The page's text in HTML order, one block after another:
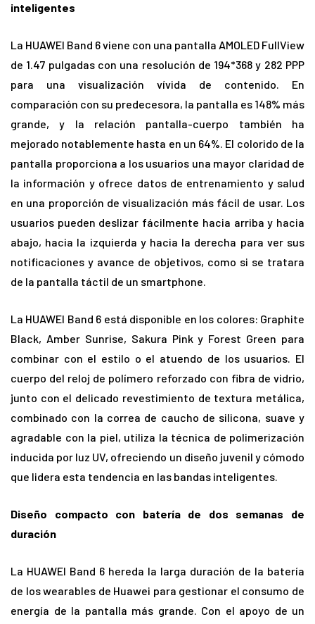
inteligentes
La HUAWEI Band 6 viene con una pantalla AMOLED FullView
de 1.47 pulgadas con una resolución de 194*368 y 282 PPP
para una visualización vívida de contenido. En
comparación con su predecesora, la pantalla es 148% más
grande, y la relación pantalla-cuerpo también ha
mejorado notablemente hasta en un 64%. El colorido de la
pantalla proporciona a los usuarios una mayor claridad de
la información y ofrece datos de entrenamiento y salud
en una proporción de visualización más fácil de usar. Los
usuarios pueden deslizar fácilmente hacia arriba y hacia
abajo, hacia la izquierda y hacia la derecha para ver sus
notificaciones y avance de objetivos, como si se tratara
de la pantalla táctil de un smartphone.
La HUAWEI Band 6 está disponible en los colores: Graphite
Black, Amber Sunrise, Sakura Pink y Forest Green para
combinar con el estilo o el atuendo de los usuarios. El
cuerpo del reloj de polímero reforzado con fibra de vidrio,
junto con el delicado revestimiento de textura metálica,
combinado con la correa de caucho de silicona, suave y
agradable con la piel, utiliza la técnica de polimerización
inducida por luz UV, ofreciendo un diseño juvenil y cómodo
que lidera esta tendencia en las bandas inteligentes.
Diseño compacto con batería de dos semanas de
duración
La HUAWEI Band 6 hereda la larga duración de la batería
de los wearables de Huawei para gestionar el consumo de
energía de la pantalla más grande. Con el apoyo de un